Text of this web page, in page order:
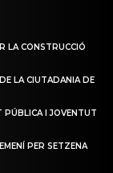
LA CONSTRUCCIÓ
LA CIUTADANIA DE
PÚBLICA I JOVENTUT
PER SETZENA